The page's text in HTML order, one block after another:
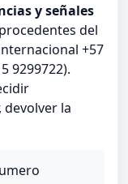
y señales
del
+57
9299722).
devolver la